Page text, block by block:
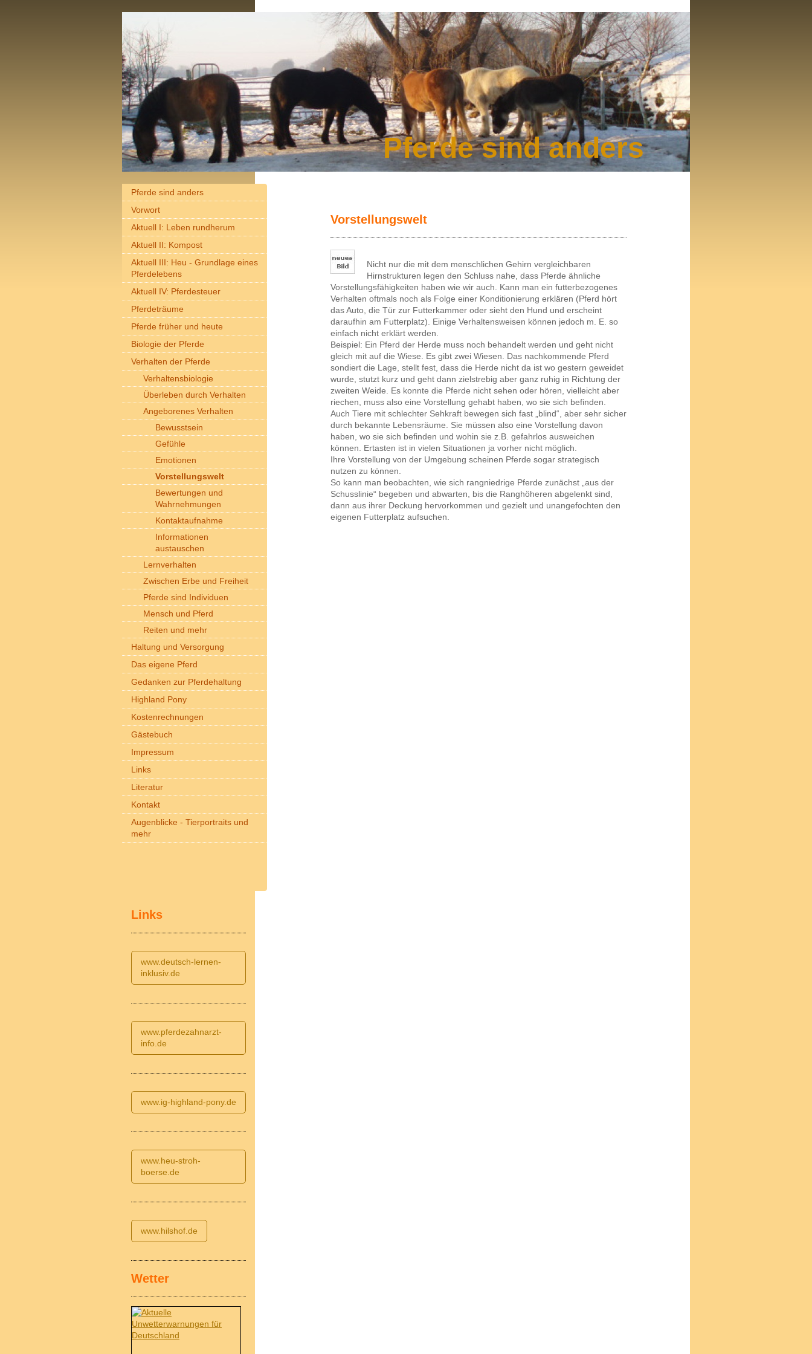
Pferde sind anders
Vorstellungswelt
Nicht nur die mit dem menschlichen Gehirn vergleichbaren
Hirnstrukturen legen den Schluss nahe, dass Pferde ähnliche
Vorstellungsfähigkeiten haben wie wir auch. Kann man ein futterbezogenes
Verhalten oftmals noch als Folge einer Konditionierung erklären (Pferd hört
das Auto, die Tür zur Futterkammer oder sieht den Hund und erscheint
daraufhin am Futterplatz). Einige Verhaltensweisen können jedoch m. E. so
einfach nicht erklärt werden.
Beispiel: Ein Pferd der Herde muss noch behandelt werden und geht nicht
gleich mit auf die Wiese. Es gibt zwei Wiesen. Das nachkommende Pferd
sondiert die Lage, stellt fest, dass die Herde nicht da ist wo gestern geweidet
wurde, stutzt kurz und geht dann zielstrebig aber ganz ruhig in Richtung der
zweiten Weide. Es konnte die Pferde nicht sehen oder hören, vielleicht aber
riechen, muss also eine Vorstellung gehabt haben, wo sie sich befinden.
Auch Tiere mit schlechter Sehkraft bewegen sich fast „blind“, aber sehr sicher
durch bekannte Lebensräume. Sie müssen also eine Vorstellung davon
haben, wo sie sich befinden und wohin sie z.B. gefahrlos ausweichen
können. Ertasten ist in vielen Situationen ja vorher nicht möglich.
Ihre Vorstellung von der Umgebung scheinen Pferde sogar strategisch
nutzen zu können.
So kann man beobachten, wie sich rangniedrige Pferde zunächst „aus der
Schusslinie“ begeben und abwarten, bis die Ranghöheren abgelenkt sind,
dann aus ihrer Deckung hervorkommen und gezielt und unangefochten den
eigenen Futterplatz aufsuchen.
Pferde sind anders
Vorwort
Aktuell I: Leben rundherum
Aktuell II: Kompost
Aktuell III: Heu - Grundlage eines
Pferdelebens
Aktuell IV: Pferdesteuer
Pferdeträume
Pferde früher und heute
Biologie der Pferde
Verhalten der Pferde
Verhaltensbiologie
Überleben durch Verhalten
Angeborenes Verhalten
Bewusstsein
Gefühle
Emotionen
Vorstellungswelt
Bewertungen und
Wahrnehmungen
Kontaktaufnahme
Informationen
austauschen
Lernverhalten
Zwischen Erbe und Freiheit
Pferde sind Individuen
Mensch und Pferd
Reiten und mehr
Haltung und Versorgung
Das eigene Pferd
Gedanken zur Pferdehaltung
Highland Pony
Kostenrechnungen
Gästebuch
Impressum
Links
Literatur
Kontakt
Augenblicke - Tierportraits und
mehr
Links
www.deutsch-lernen-
inklusiv.de
www.pferdezahnarzt-
info.de
www.ig-highland-pony.de
www.heu-stroh-
boerse.de
www.hilshof.de
Wetter